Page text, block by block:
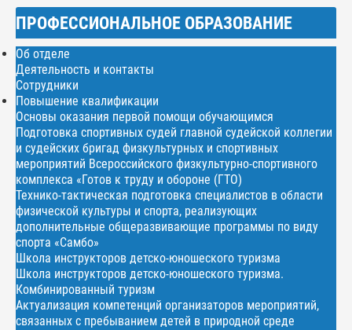
ПРОФЕССИОНАЛЬНОЕ ОБРАЗОВАНИЕ
Об отделе
Деятельность и контакты
Сотрудники
Повышение квалификации
Основы оказания первой помощи обучающимся
Подготовка спортивных судей главной судейской коллегии
и судейских бригад физкультурных и спортивных
мероприятий Всероссийского физкультурно-спортивного
комплекса «Готов к труду и обороне (ГТО)
Технико-тактическая подготовка специалистов в области
физической культуры и спорта, реализующих
дополнительные общеразвивающие программы по виду
спорта «Самбо»
Школа инструкторов детско-юношеского туризма
Школа инструкторов детско-юношеского туризма.
Комбинированный туризм
Актуализация компетенций организаторов мероприятий,
связанных с пребыванием детей в природной среде